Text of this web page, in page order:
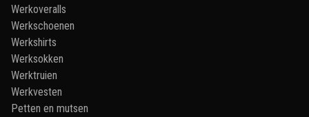
Werkoveralls
Werkschoenen
Werkshirts
Werksokken
Werktruien
Werkvesten
Petten en mutsen